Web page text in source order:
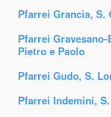
Pfarrei Grancia,
Pfarrei
Pietro e Paolo
Pfarrei Gudo, S.
Pfarrei Indemini,